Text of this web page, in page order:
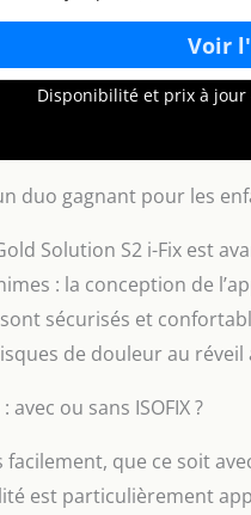
intégrée contre les chocs
à absorption d’énergie
d'assise extra large
Fixation facile
Matière de la housse : 100%
Poids : 6,2 kg,
Disponibilité et prix à
duo gagnant pour les
Solution S2 i-Fix est
: la conception de
sécurisés et
de douleur au réveil
ou sans ISOFIX ?
facilement, que ce soit
est particulièrement